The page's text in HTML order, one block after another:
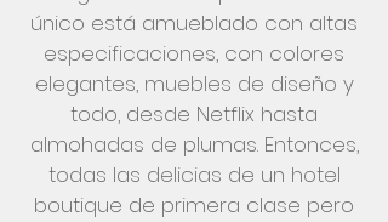
único está amueblado con altas
especificaciones, con colores
elegantes, muebles de diseño y
todo, desde Netflix hasta
almohadas de plumas. Entonces,
todas las delicias de un hotel
boutique de primera clase pero